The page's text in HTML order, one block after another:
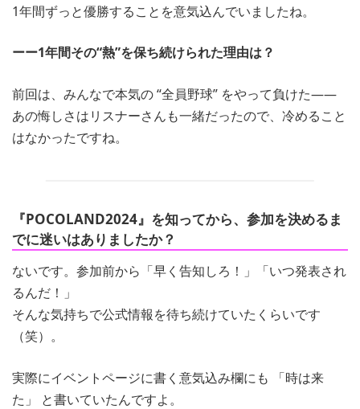
1年間ずっと優勝することを意気込んでいましたね。
ーー1年間その“熱”を保ち続けられた理由は？
前回は、みんなで本気の “全員野球” をやって負けた――
あの悔しさはリスナーさんも一緒だったので、冷めること
はなかったですね。
『POCOLAND2024』を知ってから、参加を決めるま
でに迷いはありましたか？
ないです。参加前から「早く告知しろ！」「いつ発表され
るんだ！」
そんな気持ちで公式情報を待ち続けていたくらいです
（笑）。
実際にイベントページに書く意気込み欄にも 「時は来
た」 と書いていたんですよ。